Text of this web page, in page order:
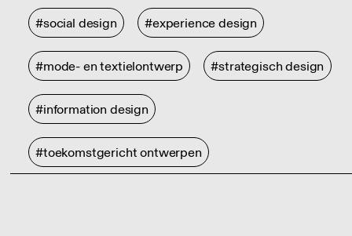
#social design #experience design
#mode- en textielontwerp #strategisch design
#information design
#toekomstgericht ontwerpen